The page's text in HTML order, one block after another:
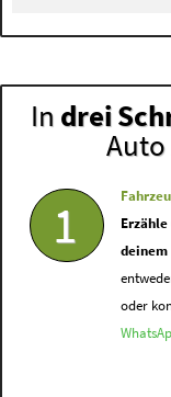
In drei
Auto
1
deinem
oder